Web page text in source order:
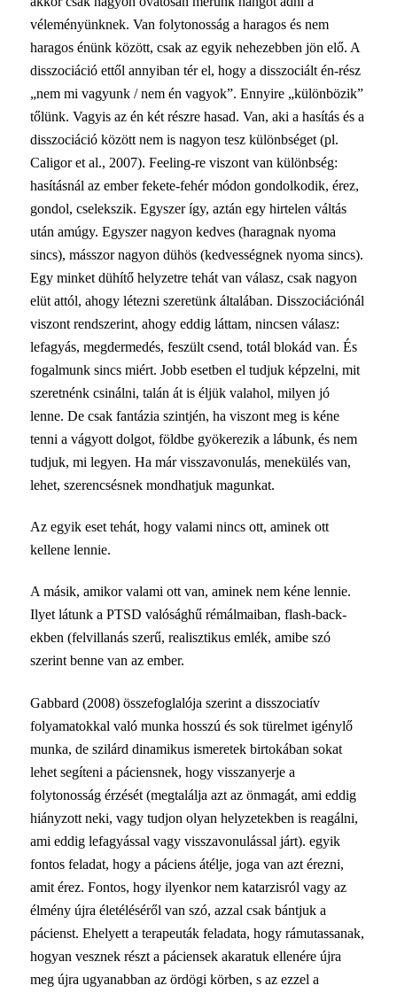
véleményünknek. Van folytonosság a haragos és nem
haragos énünk között, csak az egyik nehezebben jön elő. A
disszociáció ettől annyiban tér el, hogy a disszociált én-rész
„nem mi vagyunk / nem én vagyok”. Ennyire „különbözik”
tőlünk. Vagyis az én két részre hasad. Van, aki a hasítás és a
disszociáció között nem is nagyon tesz különbséget (pl.
Caligor et al., 2007). Feeling-re viszont van különbség:
hasításnál az ember fekete-fehér módon gondolkodik, érez,
gondol, cselekszik. Egyszer így, aztán egy hirtelen váltás
után amúgy. Egyszer nagyon kedves (haragnak nyoma
sincs), másszor nagyon dühös (kedvességnek nyoma sincs).
Egy minket dühítő helyzetre tehát van válasz, csak nagyon
elüt attól, ahogy létezni szeretünk általában. Disszociációnál
viszont rendszerint, ahogy eddig láttam, nincsen válasz:
lefagyás, megdermedés, feszült csend, totál blokád van. És
fogalmunk sincs miért. Jobb esetben el tudjuk képzelni, mit
szeretnénk csinálni, talán át is éljük valahol, milyen jó
lenne. De csak fantázia szintjén, ha viszont meg is kéne
tenni a vágyott dolgot, földbe gyökerezik a lábunk, és nem
tudjuk, mi legyen. Ha már visszavonulás, menekülés van,
lehet, szerencsésnek mondhatjuk magunkat.
Az egyik eset tehát, hogy valami nincs ott, aminek ott
kellene lennie.
A másik, amikor valami ott van, aminek nem kéne lennie.
Ilyet látunk a PTSDvalósághű rémálmaiban, flash-back-
ekben (felvillanás szerű, realisztikus emlék, amibe szó
szerint benne van az ember.
Gabbard (2008) összefoglalója szerint a disszociatív
folyamatokkal való munka hosszú és sok türelmet igénylő
munka, de szilárd dinamikus ismeretek birtokában sokat
lehet segíteni a páciensnek, hogy visszanyerje a
folytonosság érzését (megtalálja azt az önmagát, ami eddig
hiányzott neki, vagy tudjon olyan helyzetekben is reagálni,
ami eddig lefagyással vagy visszavonulással járt). egyik
fontos feladat, hogy a páciens átélje, joga van azt érezni,
amit érez. Fontos, hogy ilyenkor nem katarzisról vagy az
élmény újra életéléséről van szó, azzal csak bántjuk a
pácienst. Ehelyett a terapeuták feladata, hogy rámutassanak,
hogyan vesznek részt a páciensek akaratuk ellenére újra
meg újra ugyanabban az ördögi körben, s az ezzel a